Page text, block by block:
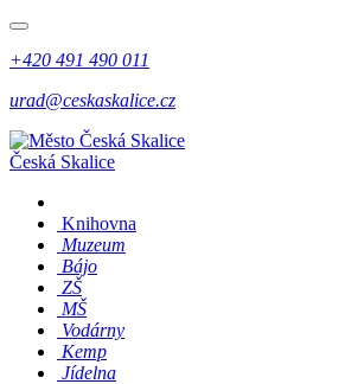
+420 491 490 011
urad@ceskaskalice.cz
Česká Skalice
Knihovna
Muzeum
Bájo
ZŠ
MŠ
Vodárny
Kemp
Jídelna